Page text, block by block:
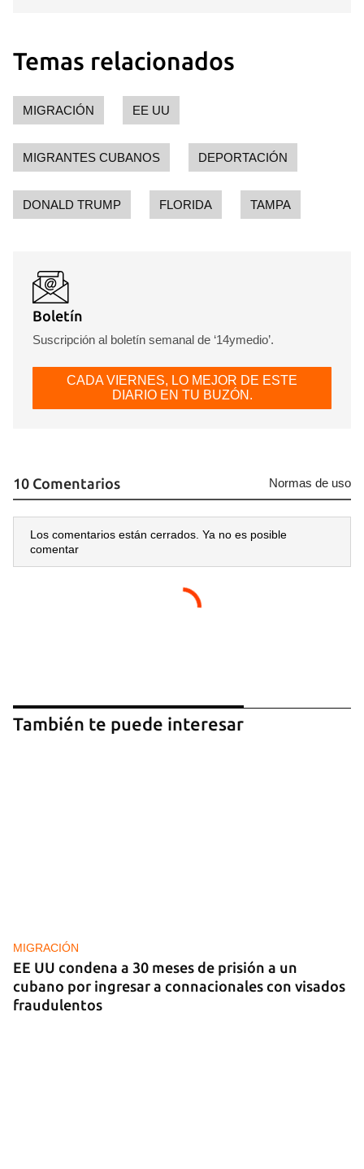
Guardar como favorito
Temas relacionados
MIGRACIÓN EE UU
MIGRANTES CUBANOS DEPORTACIÓN
DONALD TRUMP FLORIDA TAMPA
Boletín
Suscripción al boletín semanal de ‘14ymedio’.
CADA VIERNES, LO MEJOR DE ESTE
DIARIO EN TU BUZÓN.
10 Comentarios Normas de uso
Los comentarios están cerrados. Ya no es posible
comentar
También te puede interesar
MIGRACIÓN
EE UU condena a 30 meses de prisión a un
cubano por ingresar a connacionales con visados
fraudulentos